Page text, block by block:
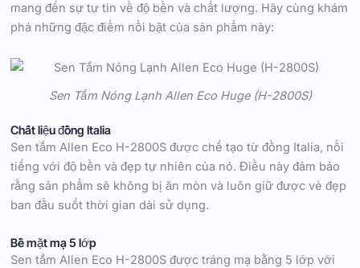
mang đến sự tự tin về độ bền và chất lượng. Hãy cùng khám
phá những đặc điểm nổi bật của sản phẩm này:
Sen Tắm Nóng Lạnh Allen Eco Huge (H-2800S)
Chất liệu đồng Italia
Sen tắm Allen Eco H-2800S được chế tạo từ đồng Italia, nổi
tiếng với độ bền và đẹp tự nhiên của nó. Điều này đảm bảo
rằng sản phẩm sẽ không bị ăn mòn và luôn giữ được vẻ đẹp
ban đầu suốt thời gian dài sử dụng.
Bề mặt mạ 5 lớp
Sen tắm Allen Eco H-2800S được tráng mạ bằng 5 lớp với